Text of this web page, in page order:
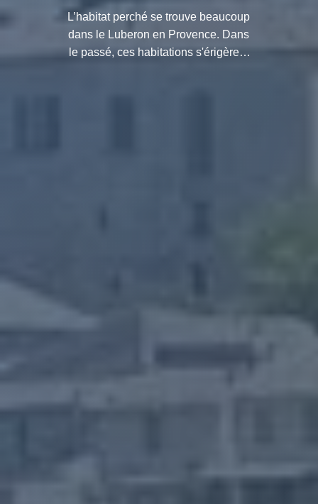
L’habitat perché se trouve beaucoup
dans le Luberon en Provence. Dans
le passé, ces habitations s'érigèrent